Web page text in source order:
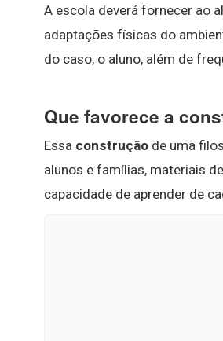
A escola deverá fornecer ao
adaptações físicas do
do caso, o aluno, além de
Que favorece a
Essa construção de uma
alunos e famílias, materiais
capacidade de aprender de